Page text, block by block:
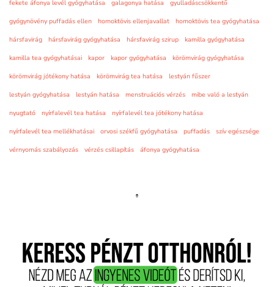
fekete áfonya levél gyógyhatása
galagonya hatása
gyulladáscsökkentő
gyógynövény puffadás ellen
homoktövis ellenjavallat
homoktövis tea gyógyhatása
hársfavirág
hársfavirág gyógyhatása hársfavirág szirup
kamilla gyógyhatása
kamilla tea gyógyhatásai
kapor kapor gyógyhatása
körömvirág gyógyhatása
körömvirág jótékony hatása
körömvirág tea hatása
lestyán fűszer
lestyán gyógyhatása
lestyán hatása menstruációs vérzés
mibe való a lestyán
nyugtató
nyírfalevél tea hatása
nyírfalevél tea jótékony hatása
nyírfalevél tea mellékhatásai
orvosi székfű gyógyhatása puffadás
szív egészsége
vérnyomás szabályozás
vérzés csillapítás áfonya gyógyhatása